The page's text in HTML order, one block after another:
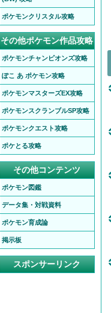
ポケモンクリスタル攻略
その他ポケモン作品攻略
ポケモンチャンピオンズ攻略
ぽこ あ ポケモン攻略
ポケモンマスターズEX攻略
ポケモンスクランブルSP攻略
ポケモンクエスト攻略
ポケとる攻略
その他コンテンツ
ポケモン図鑑
データ集・対戦資料
ポケモン育成論
掲示板
スポンサーリンク